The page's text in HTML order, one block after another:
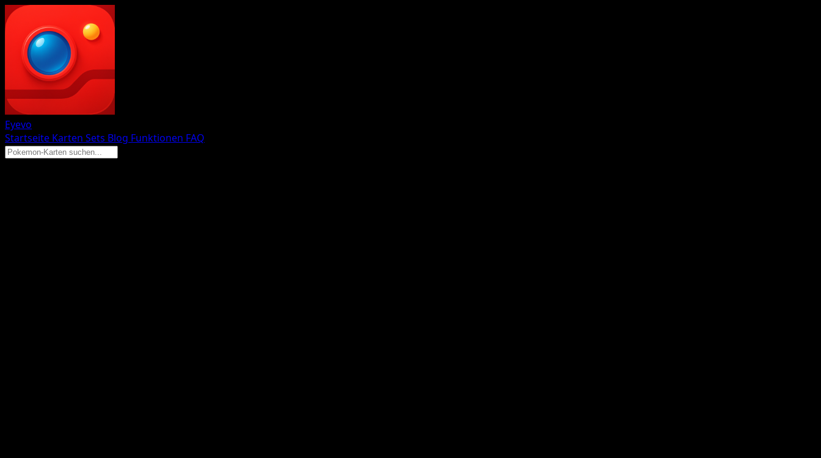
Eyevo
Startseite Karten Sets Blog Funktionen FAQ